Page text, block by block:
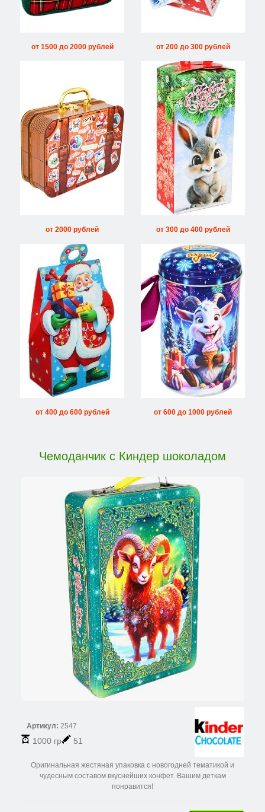
от 1500 до 2000 рублей от 200 до 300 рублей
от 2000 рублей от 300 до 400 рублей
от 400 до 600 рублей от 600 до 1000 рублей
Чемоданчик с Киндер шоколадом
Артикул: 2547
1000 гр 51
Оригинальная жестяная упаковка с новогодней тематикой и
чудесным составом вкуснейших конфет. Вашим деткам
понравится!